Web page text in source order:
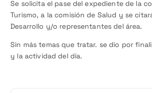
Se solicita el pase del expediente de la
Turismo, a la comisión de Salud y se
Desarrollo y/o representantes del área.
Sin más temas que tratar. se dio por
y la actividad del día.